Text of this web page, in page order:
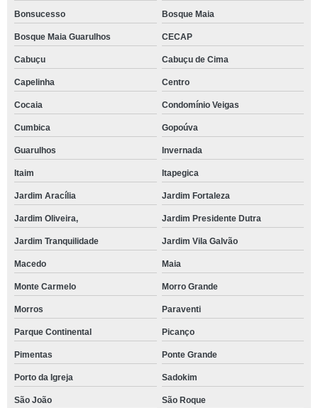
Bonsucesso Bosque Maia
Bosque Maia Guarulhos CECAP
Cabuçu Cabuçu de Cima
Capelinha Centro
Cocaia Condomínio Veigas
Cumbica Gopoúva
Guarulhos Invernada
Itaim Itapegica
Jardim Aracília Jardim Fortaleza
Jardim Oliveira, Jardim Presidente Dutra
Jardim Tranquilidade Jardim Vila Galvão
Macedo Maia
Monte Carmelo Morro Grande
Morros Paraventi
Parque Continental Picanço
Pimentas Ponte Grande
Porto da Igreja Sadokim
São João São Roque